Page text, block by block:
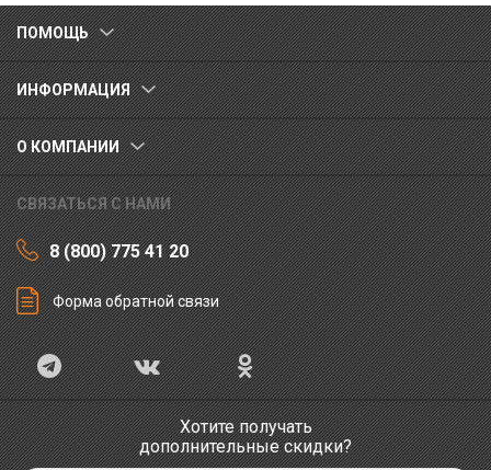
ПОМОЩЬ
ИНФОРМАЦИЯ
О КОМПАНИИ
СВЯЗАТЬСЯ С НАМИ
8 (800) 775 41 20
Форма обратной связи
Хотите получать
дополнительные скидки?